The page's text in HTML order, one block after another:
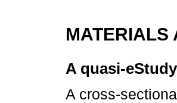
MATERIALS
A quasi-
A cross-